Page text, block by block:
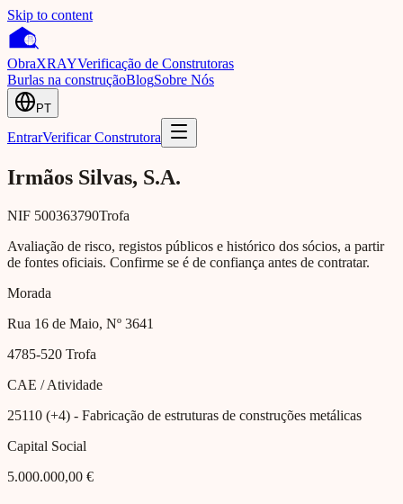
Skip to content
ObraXRAYVerificação de Construtoras
Burlas na construçãoBlogSobre Nós
PT
EntrarVerificar Construtora
Irmãos Silvas, S.A.
NIF 500363790Trofa
Avaliação de risco, registos públicos e histórico dos sócios, a partir
de fontes oficiais. Confirme se é de confiança antes de contratar.
Morada
Rua 16 de Maio, Nº 3641
4785-520 Trofa
CAE / Atividade
25110 (+4) - Fabricação de estruturas de construções metálicas
Capital Social
5.000.000,00 €